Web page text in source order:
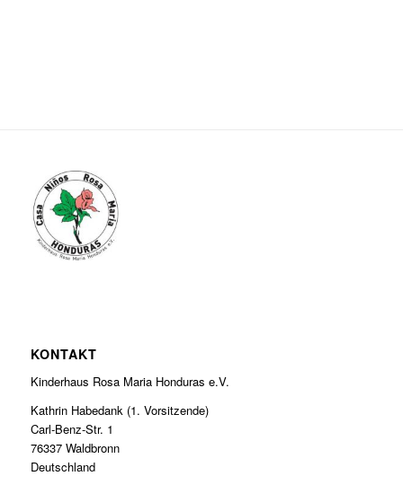
KONTAKT
Kinderhaus Rosa Maria Honduras e.V.
Kathrin Habedank (1. Vorsitzende)
Carl-Benz-Str. 1
76337 Waldbronn
Deutschland